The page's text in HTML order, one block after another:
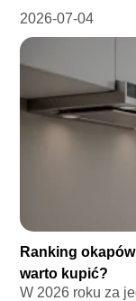
2026-07-04
Ranking
warto kupić?
W 2026 roku za